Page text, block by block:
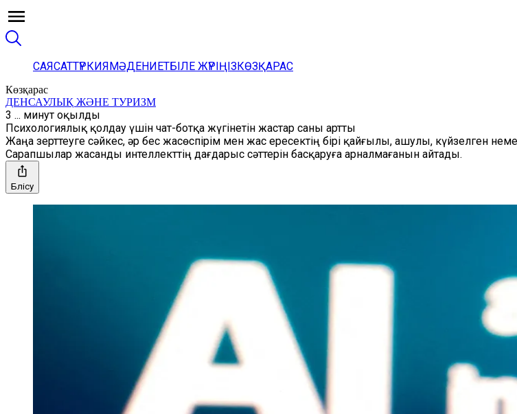
САЯСАТТҮРКИЯМӘДЕНИЕТБІЛЕ ЖҮРІҢІЗКӨЗҚАРАС
Көзқарас
ДЕНСАУЛЫҚ ЖӘНЕ ТУРИЗМ
3 ... минут оқылды
Психологиялық қолдау үшін чат-ботқа жүгінетін жастар саны артты
Жаңа зерттеуге сәйкес, әр бес жасөспірім мен жас ересектің бірі қайғылы, ашулы, күйзелген
Сарапшылар жасанды интеллекттің дағдарыс сәттерін басқаруға арналмағанын айтады.
Бөлісу